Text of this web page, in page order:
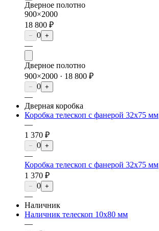
Дверное полотно
900×2000
18 800 ₽
− 0 +
—
Дверное полотно
900×2000 · 18 800 ₽
− 0 +
—
Дверная коробка
Коробка телескоп с фанерой 32х75 мм
—
1 370 ₽
− 0 +
—
Коробка телескоп с фанерой 32х75 мм
1 370 ₽
− 0 +
—
Наличник
Наличник телескоп 10х80 мм
—